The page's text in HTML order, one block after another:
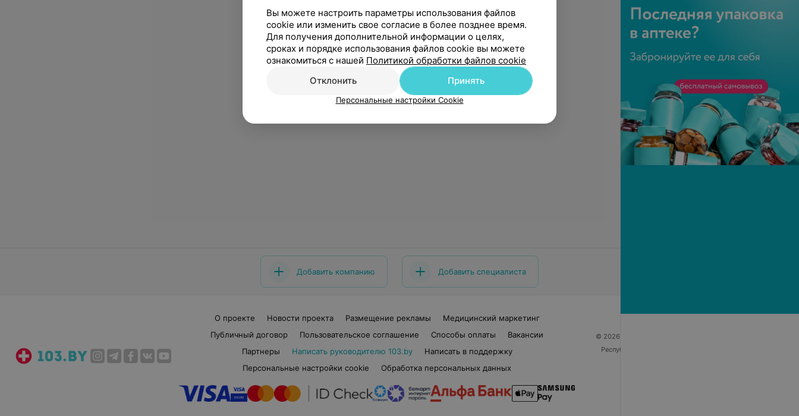
Добавить компанию Добавить специалиста
О проекте Новости проекта Размещение рекламы
Медицинский маркетинг
Публичный договор
Пользовательское соглашение Способы оплаты
Вакансии
Партнеры
Написать руководителю 103.by
Написать в поддержку
Персональные настройки cookie
Обработка персональных данных
© 2026 ООО «Артокс Лаб», УНП 191700409
Республика Беларусь, г. Минск, улица Толбухина, 2,
Вы можете настроить параметры использования файлов
cookie или изменить свое согласие в более позднее время.
Для получения дополнительной информации о целях,
сроках и порядке использования файлов cookie вы можете
ознакомиться с нашей Политикой обработки файлов cookie
Отклонить
Принять
Персональные настройки Cookie